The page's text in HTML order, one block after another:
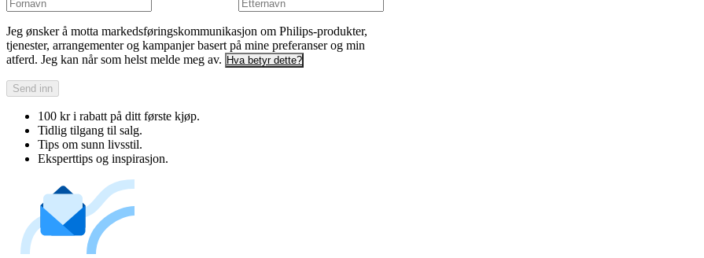
Jeg ønsker å motta markedsføringskommunikasjon om Philips-produkter,
tjenester, arrangementer og kampanjer basert på mine preferanser og min
atferd. Jeg kan når som helst melde meg av. Hva betyr dette?
Send inn
100 kr i rabatt på ditt første kjøp.
Tidlig tilgang til salg.
Tips om sunn livsstil.
Eksperttips og inspirasjon.